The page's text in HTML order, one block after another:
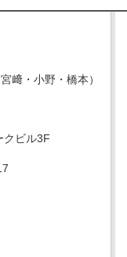
﨑・小野・橋本）
クビル3F